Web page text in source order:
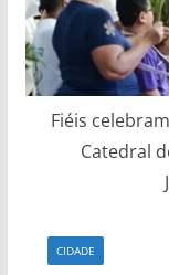
Fiéis
Catedral
CIDADE